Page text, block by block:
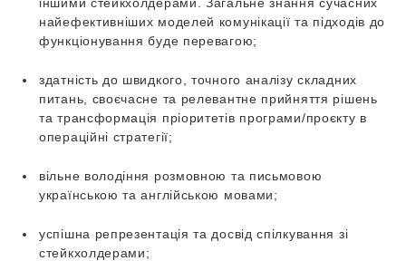
найефективніших моделей комунікації та підходів до
функціонування буде перевагою;
здатність до швидкого, точного аналізу складних
питань, своєчасне та релевантне прийняття рішень
та трансформація пріоритетів програми/проєкту в
операційні стратегії;
вільне володіння розмовною та письмовою
українською та англійською мовами;
успішна репрезентація та досвід спілкування зі
стейкхолдерами;